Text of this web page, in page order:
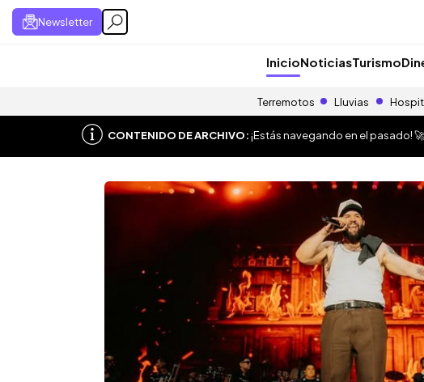
Newsletter
InicioNoticiasTurismo
Terremotos Lluvias
CONTENIDO DE ARCHIVO:¡Estás navegando en el pasado!